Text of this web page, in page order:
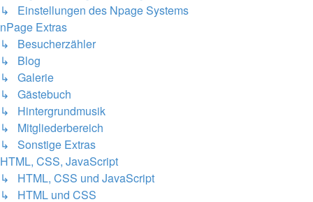
↳ Einstellungen des Npage Systems
nPage Extras
↳ Besucherzähler
↳ Blog
↳ Galerie
↳ Gästebuch
↳ Hintergrundmusik
↳ Mitgliederbereich
↳ Sonstige Extras
HTML, CSS, JavaScript
↳ HTML, CSS und JavaScript
↳ HTML und CSS